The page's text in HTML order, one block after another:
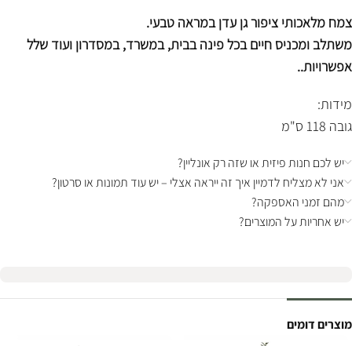
צמח מלאכותי ציפור גן עדן במראה טבעי.
משתלב ומכניס חיים בכל פינה בבית, במשרד, במסדרון ועוד שלל
אפשרויות..
מידות:
גובה 118 ס"מ
יש לכם חנות פיזית או שזה רק אונליין?
אני לא מצליח לדמיין איך זה ייראה אצלי – יש עוד תמונות או סרטון?
מהם זמני האספקה?
יש אחריות על המוצרים?
מוצרים דומים